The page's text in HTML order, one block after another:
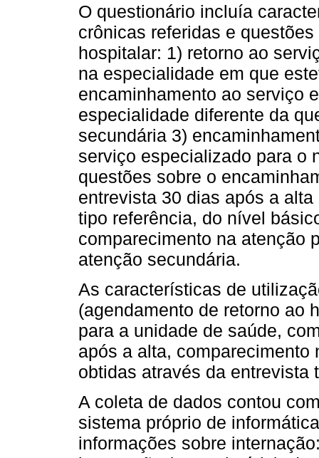
O questionário incluía
crônicas referidas e
hospitalar: 1) retorno ao
na especialidade em que
encaminhamento ao serviço
especialidade diferente da
secundária 3)
serviço especializado para o
questões sobre o
entrevista 30 dias após a
tipo referência, do nível
comparecimento na atenção
atenção secundária.
As características de
(agendamento de retorno ao
para a unidade de saúde,
após a alta,
obtidas através da entrevista
A coleta de dados contou
sistema próprio de
informações sobre